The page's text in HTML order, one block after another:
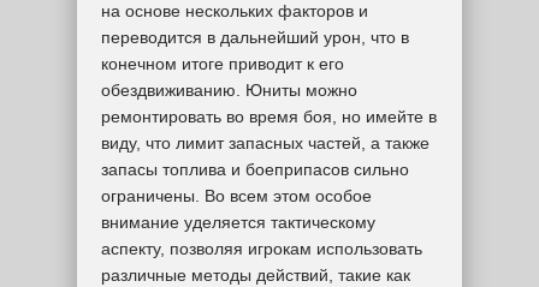
на основе нескольких факторов и
переводится в дальнейший урон, что в
конечном итоге приводит к его
обездвиживанию. Юниты можно
ремонтировать во время боя, но имейте в
виду, что лимит запасных частей, а также
запасы топлива и боеприпасов сильно
ограничены. Во всем этом особое
внимание уделяется тактическому
аспекту, позволяя игрокам использовать
различные методы действий, такие как